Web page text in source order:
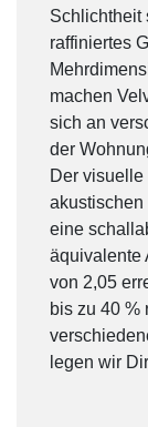
Schlichtheit
raffiniertes
machen
sich an
der
Der visuelle
akustischen
eine
äquivalente
von 2,05
bis zu 40 %
legen wir